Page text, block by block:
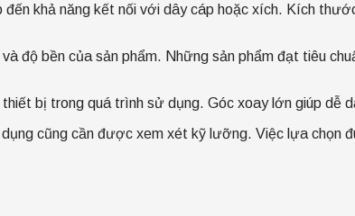
khả năng kết nối với dây cáp hoặc xích. Kích
độ bền của sản phẩm. Những sản phẩm đạt tiêu
bị trong quá trình sử dụng. Góc xoay lớn giúp dễ
cũng cần được xem xét kỹ lưỡng. Việc lựa chọn